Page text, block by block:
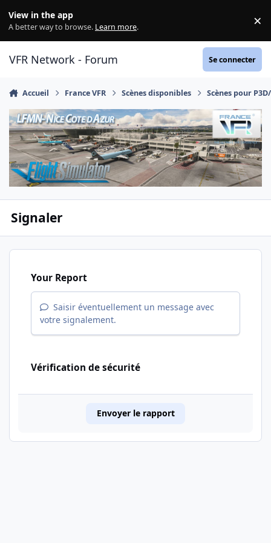
View in the app
A better way to browse. Learn more. ×
VFR Network - Forum Se connecter
Accueil France VFR Scènes disponibles Scènes pour
Signaler
Your Report
Saisir éventuellement un message avec
votre signalement.
Vérification de sécurité
Envoyer le rapport